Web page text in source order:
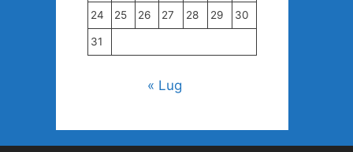
24 25 26 27 28 29 30
31
« Lug